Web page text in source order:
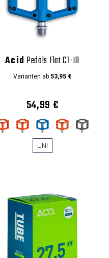
Acid Pedals Flat C1-IB
Varianten ab 53,95 €
54,99 €
UNI